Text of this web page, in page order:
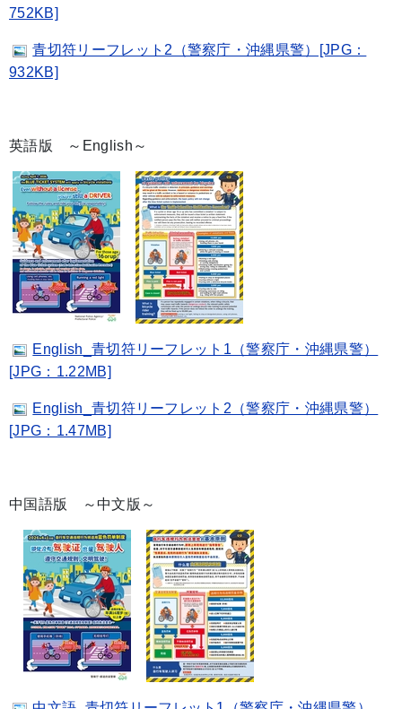
752KB]
青切符リーフレット2（警察庁・沖縄県警）[JPG：
932KB]
英語版 ～English～
English_青切符リーフレット1（警察庁・沖縄県警）
[JPG：1.22MB]
English_青切符リーフレット2（警察庁・沖縄県警）
[JPG：1.47MB]
中国語版 ～中文版～